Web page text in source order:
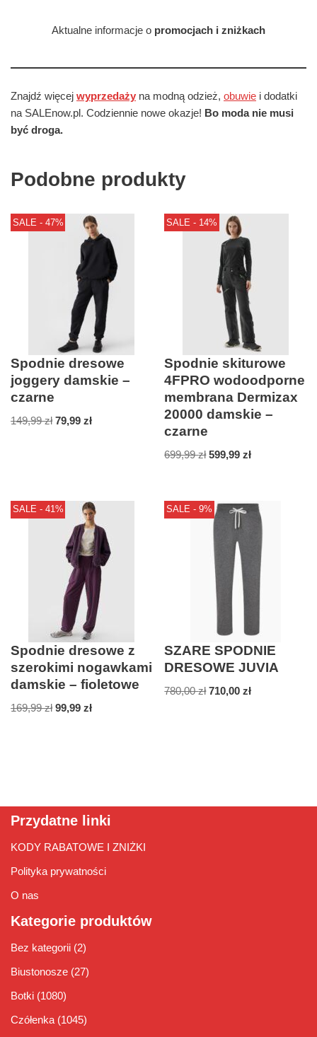
Aktualne informacje o promocjach i zniżkach
Znajdź więcej wyprzedaży na modną odzież, obuwie i dodatki
na SALEnow.pl. Codziennie nowe okazje! Bo moda nie musi
być droga.
Podobne produkty
SALE - 47%
Spodnie dresowe
joggery damskie –
czarne
149,99zł 79,99 zł
SALE - 14%
Spodnie skiturowe
4FPRO wodoodporne
membrana Dermizax
20000 damskie –
czarne
699,99zł 599,99zł
SALE - 41%
Spodnie dresowe z
szerokimi nogawkami
damskie – fioletowe
169,99zł 99,99 zł
SALE - 9%
SZARE SPODNIE
DRESOWE JUVIA
780,00zł 710,00zł
Przydatne linki
KODY RABATOWE I ZNIŻKI
Polityka prywatności
O nas
Kategorie produktów
Bez kategorii (2)
Biustonosze (27)
Botki (1080)
Czółenka (1045)